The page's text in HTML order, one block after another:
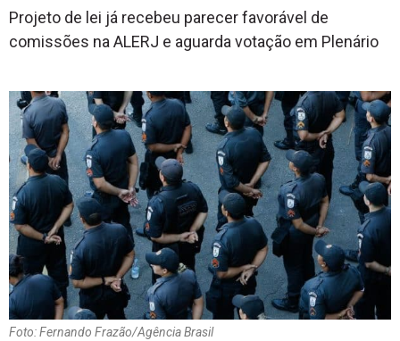
Projeto de lei já recebeu parecer favorável de
comissões na ALERJ e aguarda votação em Plenário
Foto: Fernando Frazão/Agência Brasil